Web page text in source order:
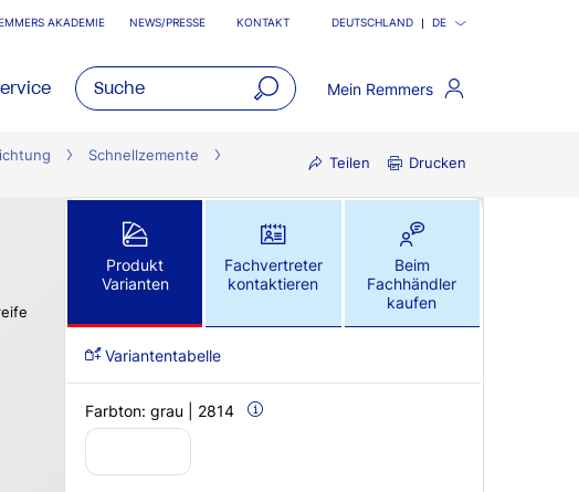
AKADEMIE NEWS/PRESSE KONTAKT DEUTSCHLAND DE
Mein Remmers
Schnellzemente
Teilen Drucken
Produkt
Varianten
Fachvertreter
kontaktieren
Beim
Fachhändler
kaufen
Variantentabelle
Farbton: grau | 2814